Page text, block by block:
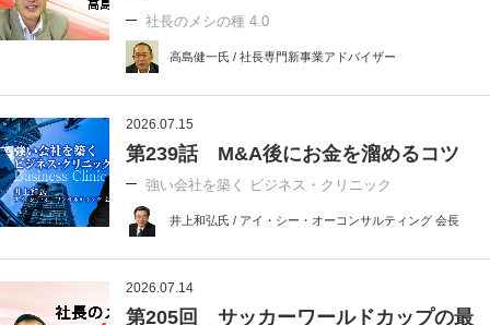
社長のメシの種 4.0
高島健一氏 / 社長専門新事業アドバイザー
2026.07.15
第239話 M&A後にお金を溜めるコツ
強い会社を築く ビジネス・クリニック
井上和弘氏 / アイ・シー・オーコンサルティング 会長
2026.07.14
第205回 サッカーワールドカップの最